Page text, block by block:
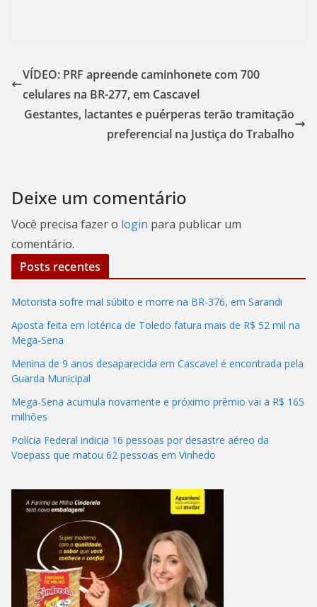
VÍDEO: PRF apreende caminhonete com 700
celulares na BR-277, em Cascavel
Gestantes, lactantes e puérperas terão tramitação
preferencial na Justiça do Trabalho
Deixe um comentário
Você precisa fazer o login para publicar um
comentário.
Posts recentes
Motorista sofre mal súbito e morre na BR-376, em Sarandi
Aposta feita em lotérica de Toledo fatura mais de R$ 52 mil na
Mega-Sena
Menina de 9 anos desaparecida em Cascavel é encontrada pela
Guarda Municipal
Mega-Sena acumula novamente e próximo prêmio vai a R$ 165
milhões
Polícia Federal indicia 16 pessoas por desastre aéreo da
Voepass que matou 62 pessoas em Vinhedo